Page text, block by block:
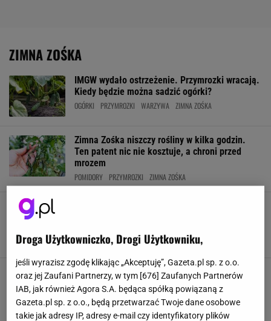
ZIMNA ZOŚKA
IMGW wydało ostrzeżenie. Przymrozki wracają.
Kiedy będzie można sadzić ogórki?
OGÓRKI PRZYMROZKI WARZYWA ZIMNA ZOŚKA
Zimna Zośka niszczy rośliny w kilka godzin.
Ten patent nic nie kosztuje, a chroni przed
mrozem
POMIDORY PRZYMROZKI ZIMNA ZOŚKA
PRZYMROZKI ZIMNA ZOŚKA ZIMNI OGRODNICY
Wiemy, kiedy są zimni ogrodnicy i zimna Zośka.
Lepiej zabezpiecz swoje uprawy przed
przymrozkami
MAJÓWKA OGRODNICY ROŚLINY WIOSNA
Droga Użytkowniczko, Drogi Użytkowniku,
jeśli wyrazisz zgodę klikając „Akceptuję”, Gazeta.pl sp. z o.o.
oraz jej Zaufani Partnerzy, w tym [676] Zaufanych Partnerów
IAB, jak również Agora S.A. będąca spółką powiązaną z
Gazeta.pl sp. z o.o., będą przetwarzać Twoje dane osobowe
takie jak adresy IP, adresy e-mail czy identyfikatory plików